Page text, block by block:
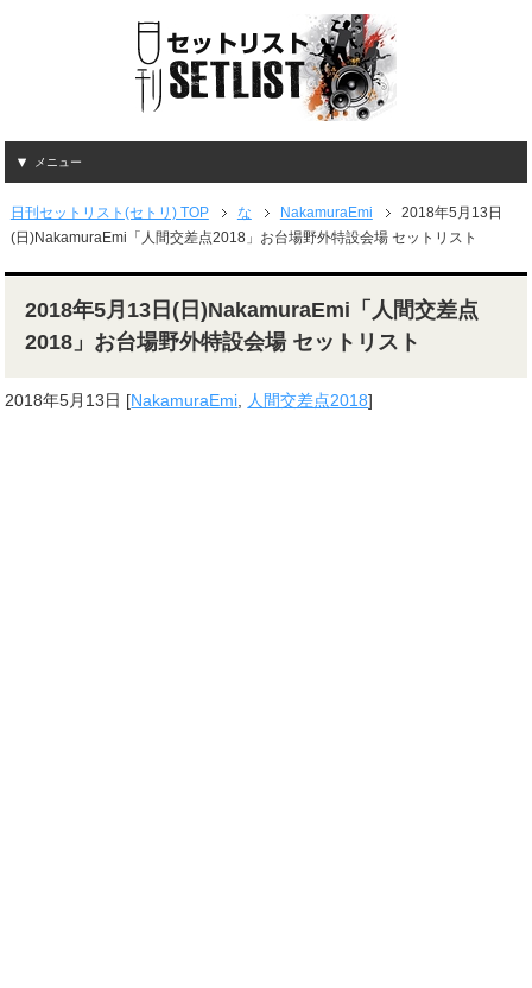
メニュー
日刊セットリスト(セトリ) TOP な NakamuraEmi
2018年5月13日
(日)NakamuraEmi「人間交差点2018」お台場野外特設会場 セットリスト
2018年5月13日(日)NakamuraEmi「人間交差点
2018」お台場野外特設会場 セットリスト
2018年5月13日 [NakamuraEmi, 人間交差点2018]